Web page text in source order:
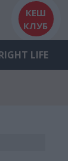
КЕШ
КЛУБ
LIFE